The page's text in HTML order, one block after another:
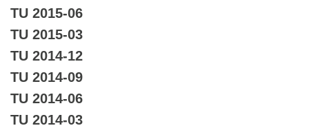
TU 2015-06
TU 2015-03
TU 2014-12
TU 2014-09
TU 2014-06
TU 2014-03